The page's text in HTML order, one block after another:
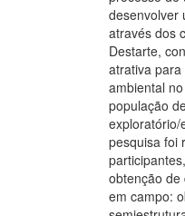
desenvolver
através dos
Destarte,
atrativa
ambiental
população
exploratório/
pesquisa foi
obtenção de
em campo: